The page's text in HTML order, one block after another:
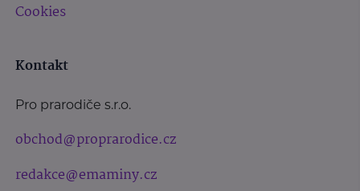
Cookies
Kontakt
Pro prarodiče s.r.o.
obchod@proprarodice.cz
redakce@emaminy.cz